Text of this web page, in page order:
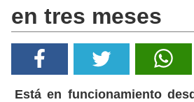
en tres meses
Está en funcionamiento